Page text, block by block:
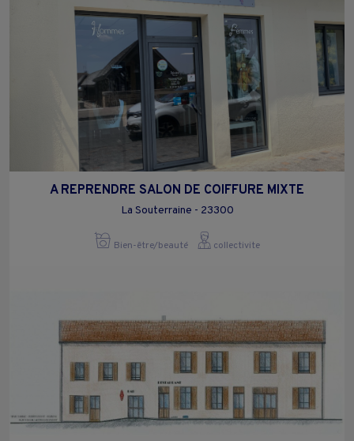
A REPRENDRE SALON DE COIFFURE MIXTE
La Souterraine - 23300
Bien-être/beauté collectivite